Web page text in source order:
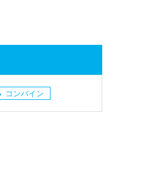
コンバイン